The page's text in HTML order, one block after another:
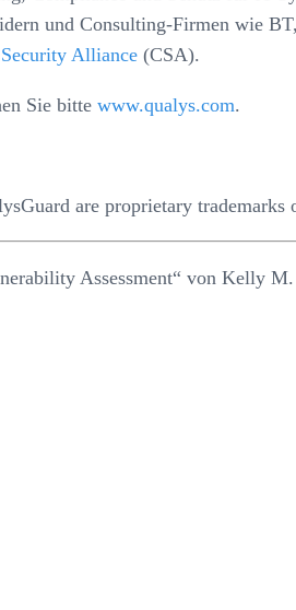
und Consulting-Firmen wie
Alliance (CSA).
Sie bitte www.qualys.com.
are proprietary
Assessment“ von Kelly